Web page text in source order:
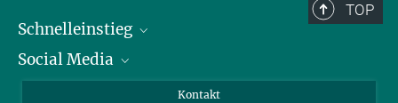
TOP
Schnelleinstieg
Alumni
Social Media
Kontakt